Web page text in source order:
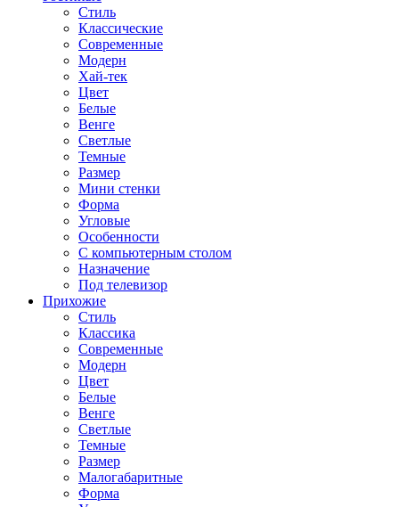
Стиль
Классические
Современные
Модерн
Хай-тек
Цвет
Белые
Венге
Светлые
Темные
Размер
Мини стенки
Форма
Угловые
Особенности
С компьютерным столом
Назначение
Под телевизор
Прихожие
Стиль
Классика
Современные
Модерн
Цвет
Белые
Венге
Светлые
Темные
Размер
Малогабаритные
Форма